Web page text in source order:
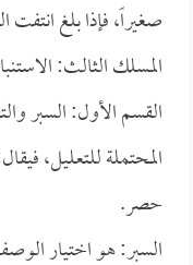
صغيراً، فإذا بلغ انتفت
المسلك الثالث:
القسم الأول: السبر
المحتملة للتعليل،
حصر.
السبر: هو اختيار